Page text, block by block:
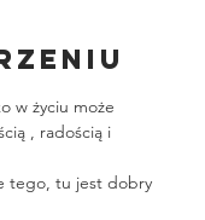
w życiu może
, radością i
tego, tu jest dobry